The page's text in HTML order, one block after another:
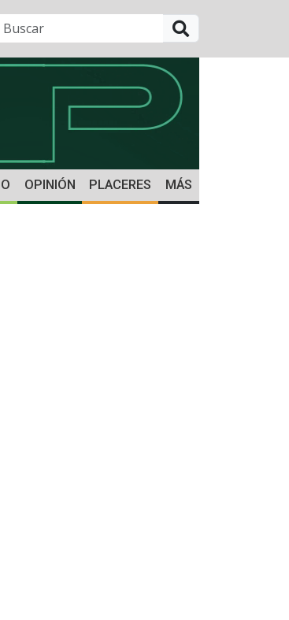
OPINIÓN PLACERES MÁS